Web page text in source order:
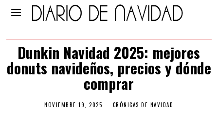
Dunkin Navidad 2025: mejores
donuts navideños, precios y dónde
comprar
NOVIEMBRE 19, 2025 CRÓNICAS DE NAVIDAD